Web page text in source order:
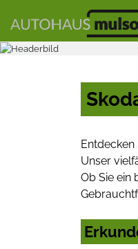
Entdecken
Unser
Ob Sie ein